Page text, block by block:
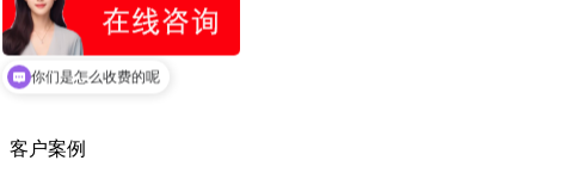
查看案例
客户案例
你们是怎么收费的呢